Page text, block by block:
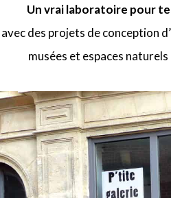
Un vrai laboratoire pour
avec des projets de conception
musées et espaces naturels